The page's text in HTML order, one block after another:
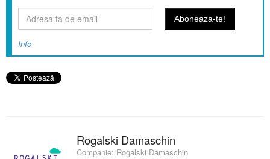
Info
Rogalski Damaschin
Companie: Rogalski Damaschin